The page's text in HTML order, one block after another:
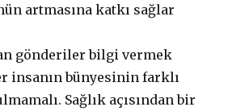
artmasına katkı sağlar
gönderiler bilgi vermek
insanın bünyesinin farklı
Sağlık açısından bir